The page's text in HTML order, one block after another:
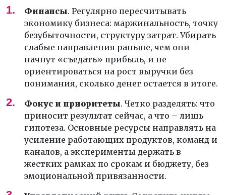
Финансы. Регулярно пересчитывать
экономику бизнеса: маржинальность, точку
безубыточности, структуру затрат. Убирать
слабые направления раньше, чем они
начнут «съедать» прибыль, и не
ориентироваться на рост выручки без
понимания, сколько денег остается в итоге.
Фокус и приоритеты. Четко разделять: что
приносит результат сейчас, а что – лишь
гипотеза. Основные ресурсы направлять на
усиление работающих продуктов, команд и
каналов, а эксперименты держать в
жестких рамках по срокам и бюджету, без
эмоциональной привязанности.